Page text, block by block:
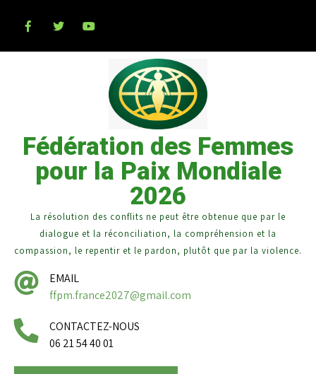
Fédération des Femmes
pour la Paix Mondiale
2026
La résolution des conflits ne peut être obtenue que par le
dialogue et la réconciliation, la compréhension et la
compassion, le repentir et le pardon, plutôt que par la violence.
EMAIL
ffpm.france2027@gmail.com
CONTACTEZ-NOUS
06 21 54 40 01